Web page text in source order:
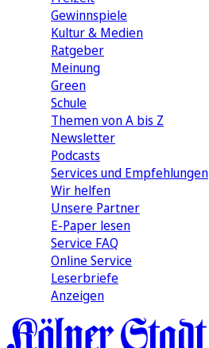
Gewinnspiele
Kultur & Medien
Ratgeber
Meinung
Green
Schule
Themen von A bis Z
Newsletter
Podcasts
Services und Empfehlungen
Wir helfen
Unsere Partner
E-Paper lesen
Service FAQ
Online Service
Leserbriefe
Anzeigen